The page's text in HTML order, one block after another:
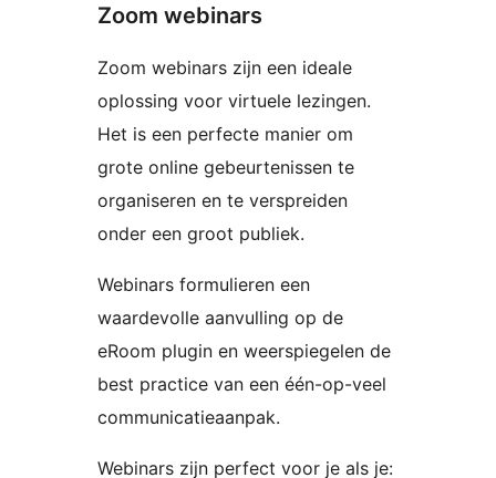
Zoom webinars
Zoom webinars zijn een ideale
oplossing voor virtuele lezingen.
Het is een perfecte manier om
grote online gebeurtenissen te
organiseren en te verspreiden
onder een groot publiek.
Webinars formulieren een
waardevolle aanvulling op de
eRoom plugin en weerspiegelen de
best practice van een één-op-veel
communicatieaanpak.
Webinars zijn perfect voor je als je: